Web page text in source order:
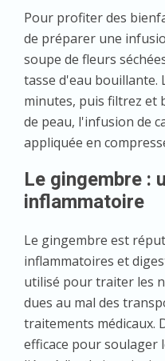
Pour profiter des
de préparer une
soupe de fleurs
tasse d'eau bouillante.
minutes, puis filtrez et
de peau, l'infusion de
appliquée en
Le gingembre :
inflammatoire
Le gingembre est
inflammatoires et
utilisé pour traiter les
dues au mal des
traitements médicaux.
efficace pour soulager